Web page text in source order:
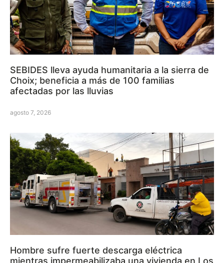
SEBIDES lleva ayuda humanitaria a la sierra de
Choix; beneficia a más de 100 familias
afectadas por las lluvias
agosto 7, 2026
Hombre sufre fuerte descarga eléctrica
mientras impermeabilizaba una vivienda en Los